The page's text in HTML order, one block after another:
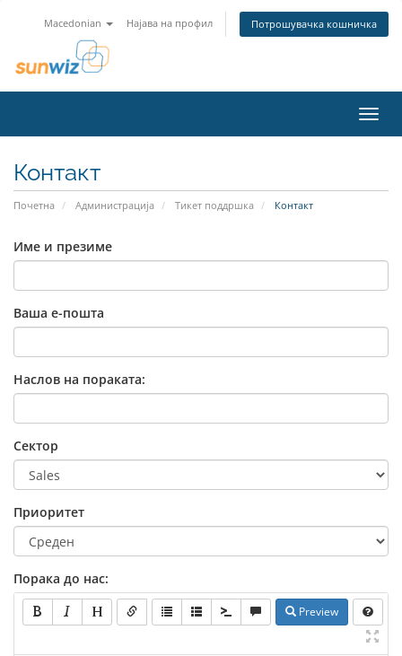
Macedonian Најава на профил Потрошувачка кошничка
ја
Контакт
Почетна Администрација Тикет поддршка Контакт
Име и презиме
Ваша е-пошта
Наслов на пораката:
Сектор
Приоритет
Порака до нас:
Preview